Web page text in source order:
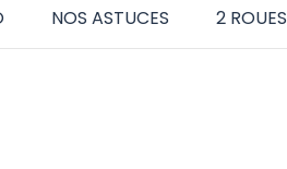
NOS ASTUCES 2 ROUES